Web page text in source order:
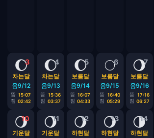
3
🌔
차는달
음9/12
뜸 15:07
짐 02:42
4
🌔
차는달
음9/13
뜸
15:36
짐 03:37
5
🌔
보름달
음9/14
뜸 16:07
짐 04:33
6
🌕
보름달
음9/15
뜸
16:40
짐 05:29
7
🌖
보름달
음9/16
뜸
17:16
짐 06:27
10
🌖
기운달
11
🌖
기운달
12
🌖
하현달
13
🌖
하현달
14
🌗
하현달